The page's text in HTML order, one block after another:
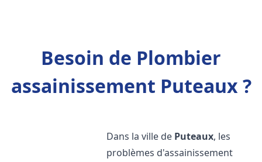
Besoin de Plombier
assainissement Puteaux ?
Dans la ville de Puteaux, les
problèmes d'assainissement